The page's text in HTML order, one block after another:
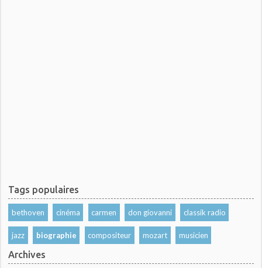
Tags populaires
bethoven cinéma carmen don giovanni classik radio
jazz biographie compositeur mozart musicien
Archives